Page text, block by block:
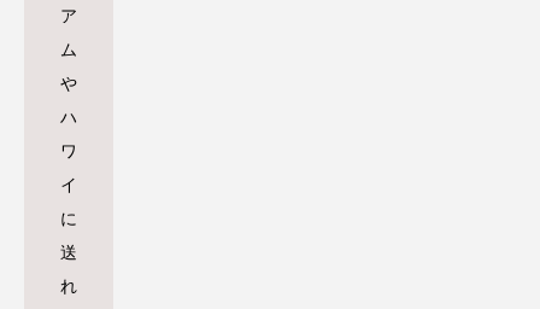
ア
ム
や
ハ
ワ
イ
に
送
れ